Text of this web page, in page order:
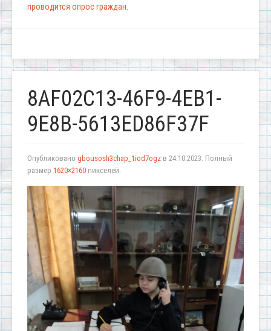
проводится опрос граждан.
8AF02C13-46F9-4EB1-
9E8B-5613ED86F37F
Опубликовано gbousosh3chap_1iod7ogz в 24.10.2023. Полный
размер 1620×2160 пикселей.